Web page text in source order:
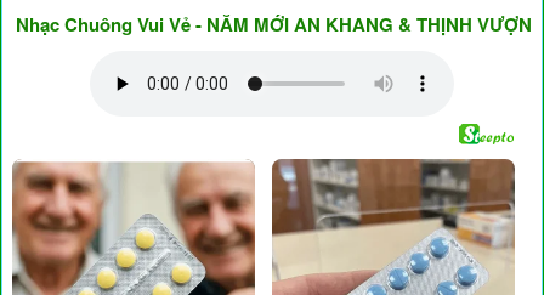
Chuông Vui Vẻ - NĂM MỚI AN KHANG & THỊNH VƯỢNG ♥